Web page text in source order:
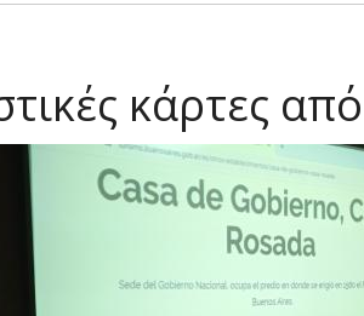
κάρτες